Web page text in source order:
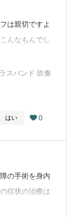
は親切ですよ
んなもんでし
から引用）
スバンド 吹奏
はい  0
の手術を身内
症状の治療は
慢。毎月来さ